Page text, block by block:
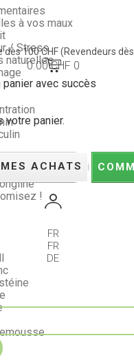
100 CHF(Revendeurs
0.00 CHF 0
panier avec succès
votre panier.
ACHATS
FR
FR
DE
à vos maux
/ Stress
naturelles
!